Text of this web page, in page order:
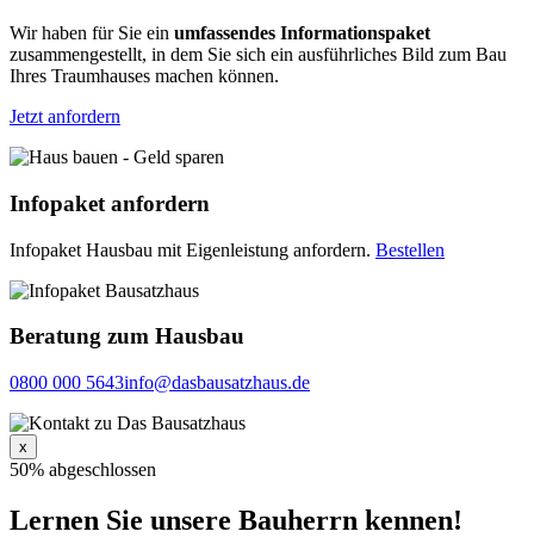
Wir haben für Sie ein umfassendes Informationspaket
zusammengestellt, in dem Sie sich ein ausführliches Bild zum Bau
Ihres Traumhauses machen können.
Jetzt anfordern
Infopaket anfordern
Infopaket Hausbau mit Eigenleistung anfordern. Bestellen
Beratung zum Hausbau
0800 000 5643info@dasbausatzhaus.de
x
50% abgeschlossen
Lernen Sie unsere Bauherrn kennen!